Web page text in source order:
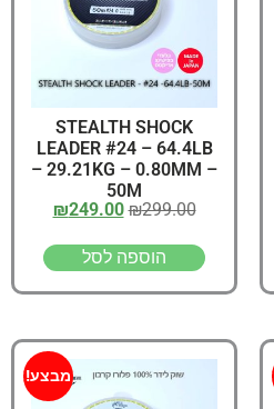
STEALTH SHOCK
LEADER #24 – 64.4LB
– 29.21KG – 0.80MM –
50M
₪299.00
₪249.00
הוספה לסל
מבצע!